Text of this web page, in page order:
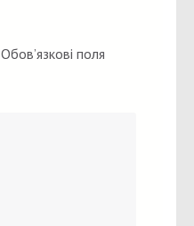
Обов’язкові поля